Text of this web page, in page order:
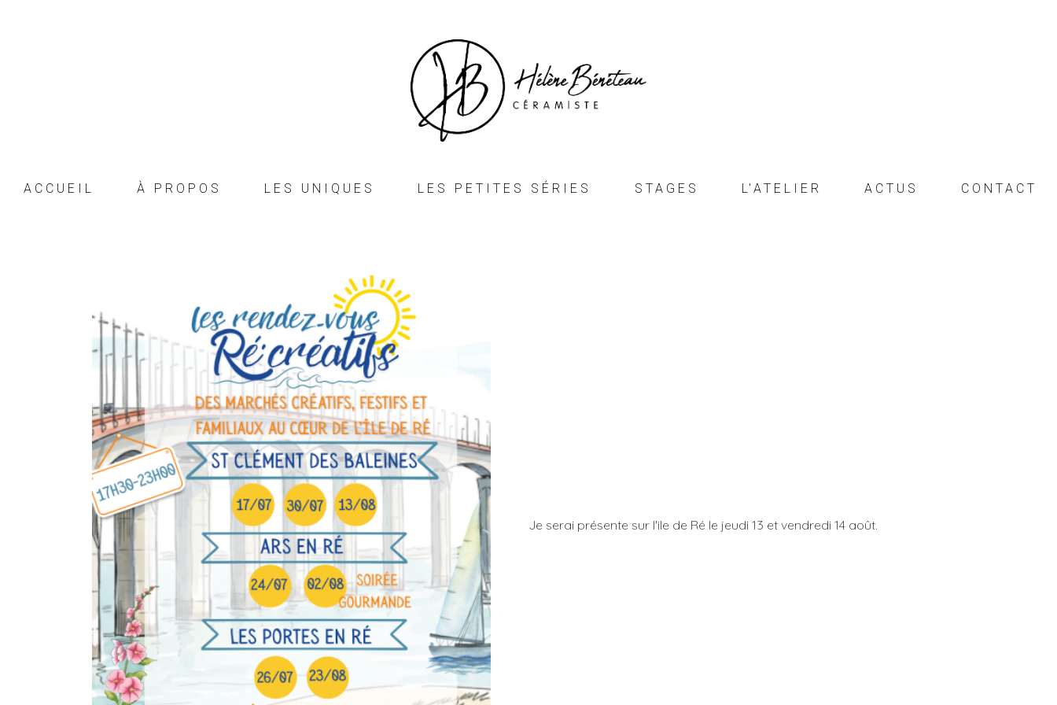
ACCUEIL À PROPOS LES UNIQUES LES PETITES SÉRIES STAGES L'ATELIER ACTUS CONTACT
Je serai présente sur l'ile de Ré le jeudi 13 et vendredi 14 août.